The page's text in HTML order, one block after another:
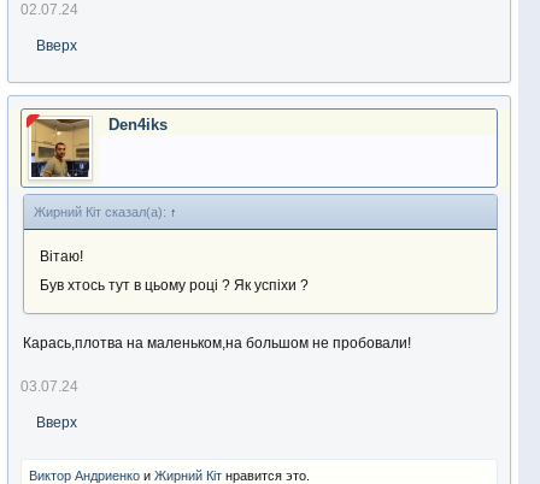
02.07.24
Вверх
Den4iks
Жирний Кіт сказал(а): ↑
Вітаю!
Був хтось тут в цьому році ? Як успіхи ?
Карась,плотва на маленьком,на большом не пробовали!
03.07.24
Вверх
Виктор Андриенко и Жирний Кіт нравится это.